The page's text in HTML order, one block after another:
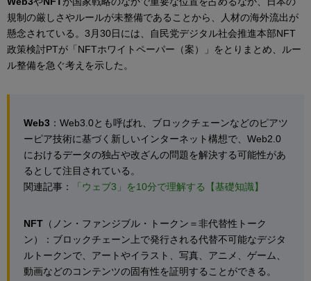
規制の厳しさやルールが未整備であることから、人材の海外流出が
懸念されている。3月30日には、自民党デジタル社会推進本部NFT
政策検討PTが「NFTホワイトペーパー（案）」をとりまとめ、ルー
ル整備を急ぐ考えを示した。
Web3 ：Web3.0とも呼ばれ、ブロックチェーンなどのピアツ
ーピア技術に基づく新しいインターネット構想で、Web2.0
におけるデータの独占や改ざんの問題を解決する可能性があ
るとして注目されている。
関連記事：
「ウェブ3」を10分で理解する【基礎知識】
NFT （ノン・ファンジブル・トークン＝非代替性トーク
ン）：ブロックチェーン上で発行される代替不可能なデジタ
ルトークンで、アートやイラスト、写真、アニメ、ゲーム、
動画などのコンテンツの固有性を証明することができる。